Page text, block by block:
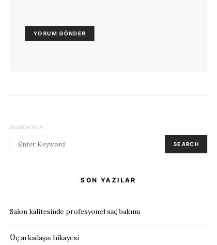
SEARCH FOR:
SEARCH
SON YAZILAR
Salon kalitesinde profesyonel saç bakımı
Üç arkadaşın hikayesi